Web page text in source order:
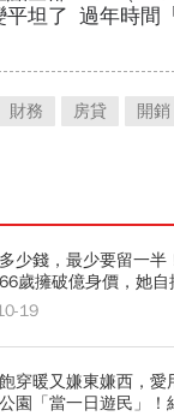
財務 房貸 開銷
多少錢，最少要留一
歲擁破億身價，她自
19
穿暖又嫌東嫌西，
園「當一日遊民」